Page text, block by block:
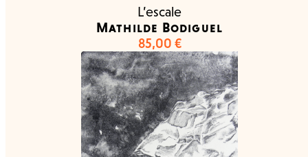
L’escale
Mathilde Bodiguel
85,00 €